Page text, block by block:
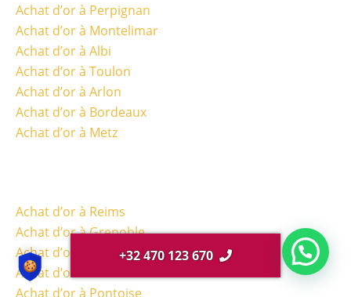
Achat d’or à Perpignan
Achat d’or à Montelimar
Achat d’or à Albi
Achat d’or à Toulon
Achat d’or à Arlon
Achat d’or à Bordeaux
Achat d’or à Metz
Achat d’or à Reims
Achat d’or à Grenoble
Achat d’or à Valenciennes
Achat d’or à Nimes
Achat d’or à Pontoise
+32 470 123 670